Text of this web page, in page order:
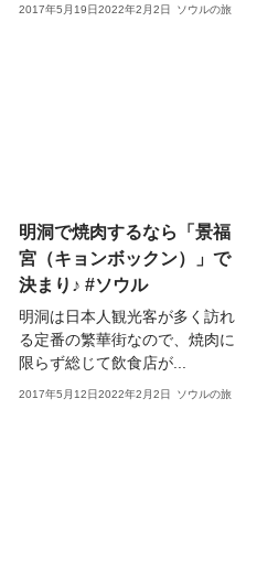
2017年5月19日2022年2月2日 ソウルの旅
明洞で焼肉するなら「景福
宮（キョンボックン）」で
決まり♪ #ソウル
明洞は日本人観光客が多く訪れ
る定番の繁華街なので、焼肉に
限らず総じて飲食店が...
2017年5月12日2022年2月2日 ソウルの旅